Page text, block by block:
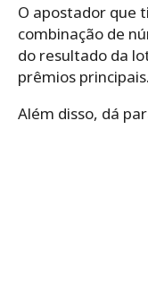
O apostador que
combinação de
do resultado da
prêmios principais.
Além disso, dá